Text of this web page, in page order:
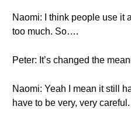
Naomi: I think people use it
too much. So….
Peter: It’s changed the
Naomi: Yeah I mean it still
have to be very, very careful.